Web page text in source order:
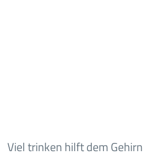
Viel trinken hilft dem Gehirn